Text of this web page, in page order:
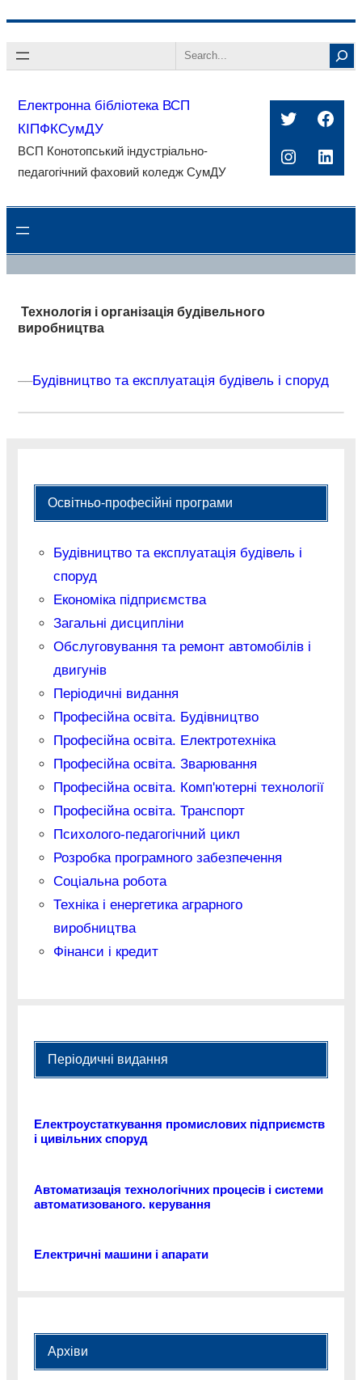
до
Search
Електронна бібліотека ВСП
КІПФКСумДУ
ВСП Конотопський індустріально-
педагогічний фаховий коледж СумДУ
Twitter
Технологія і організація будівельного
виробництва
––Будівництво та експлуатація будівель і споруд
Освітньо-професійні програми
Будівництво та експлуатація будівель і
споруд
Економіка підприємства
Загальні дисципліни
Обслуговування та ремонт автомобілів і
двигунів
Періодичні видання
Професійна освіта. Будівництво
Професійна освіта. Електротехніка
Професійна освіта. Зварювання
Професійна освіта. Комп'ютерні технології
Професійна освіта. Транспорт
Психолого-педагогічний цикл
Розробка програмного забезпечення
Соціальна робота
Техніка і енергетика аграрного
виробництва
Фінанси і кредит
Періодичні видання
Електроустаткування промислових підприємств
і цивільних споруд
Автоматизація технологічних процесів і системи
автоматизованого. керування
Електричні машини і апарати
Архіви